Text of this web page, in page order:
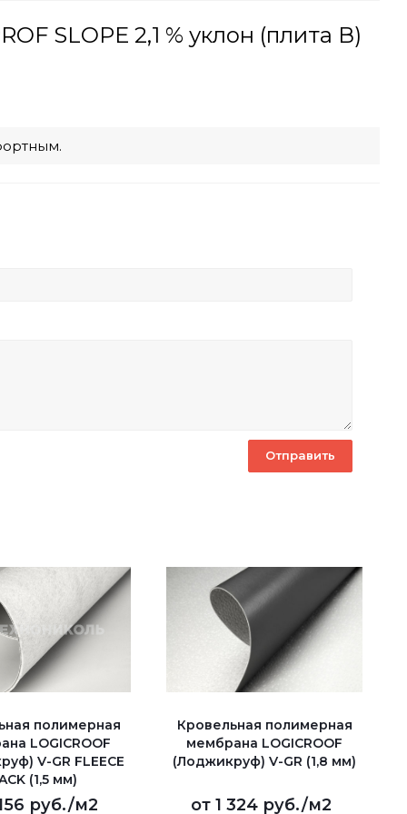
SLOPE 2,1 % уклон (плита В)
полимерная
LOGICROOF
V-GR FLEECE
(1,5 мм)
руб./м2
Кровельная полимерная
мембрана LOGICROOF
(Лоджикруф) V-GR (1,8 мм)
от 1 324 руб./м2